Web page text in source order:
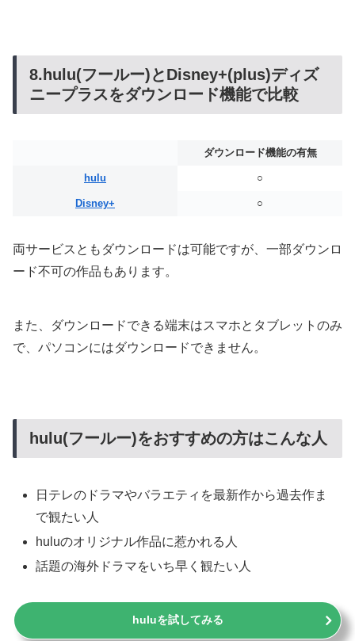
8.hulu(フールー)とDisney+(plus)ディズ
ニープラスをダウンロード機能で比較
ダウンロード機能の有無
hulu ○
Disney+ ○
両サービスともダウンロードは可能ですが、一部ダウンロ
ード不可の作品もあります。
また、ダウンロードできる端末はスマホとタブレットのみ
で、パソコンにはダウンロードできません。
hulu(フールー)をおすすめの方はこんな人
日テレのドラマやバラエティを最新作から過去作ま
で観たい人
huluのオリジナル作品に惹かれる人
話題の海外ドラマをいち早く観たい人
huluを試してみる